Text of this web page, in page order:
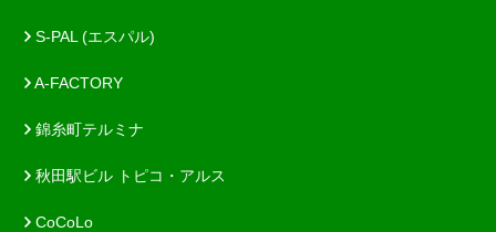
S-PAL (エスパル)
A-FACTORY
錦糸町テルミナ
秋田駅ビル トピコ・アルス
CoCoLo